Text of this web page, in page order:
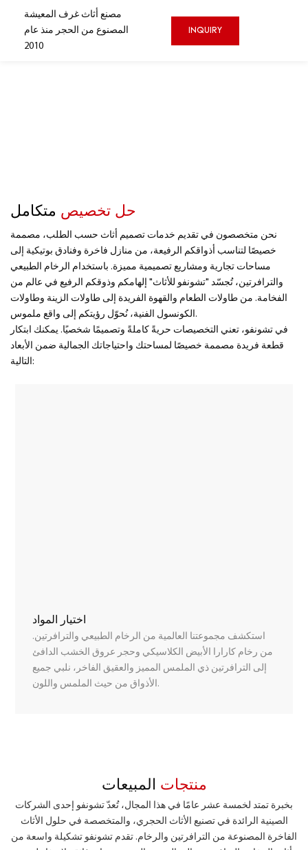
مصنع أثاث غرف المعيشة
المصنوع من الحجر منذ عام
2010
INQUIRY
حل تخصيص متكامل
نحن متخصصون في تقديم خدمات تصميم أثاث حسب الطلب، مصممة
خصيصًا لتناسب أذواقكم الرفيعة، من منازل فاخرة وفنادق بوتيكية إلى
مساحات تجارية ومشاريع تصميمية مميزة. باستخدام الرخام الطبيعي
والترافرتين، تُجسّد "تشونفو للأثاث" إلهامكم وذوقكم الرفيع في عالم من
الفخامة. من طاولات الطعام والقهوة الفريدة إلى طاولات الزينة وطاولات
الكونسول الفنية، نُحوّل رؤيتكم إلى واقع ملموس.
في تشونفو، تعني التخصيصات حريةً كاملةً وتصميمًا شخصيًا. يمكنك ابتكار
قطعة فريدة مصممة خصيصًا لمساحتك واحتياجاتك الجمالية ضمن الأبعاد
التالية:
اختيار المواد
استكشف مجموعتنا العالمية من الرخام الطبيعي والترافرتين.
من رخام كارارا الأبيض الكلاسيكي وحجر عروق الخشب الدافئ
إلى الترافرتين ذي الملمس المميز والعقيق الفاخر، نلبي جميع
الأذواق من حيث الملمس واللون.
منتجات المبيعات
بخبرة تمتد لخمسة عشر عامًا في هذا المجال، تُعدّ تشونفو إحدى الشركات
الصينية الرائدة في تصنيع الأثاث الحجري، والمتخصصة في حلول الأثاث
الفاخرة المصنوعة من الترافرتين والرخام. تقدم تشونفو تشكيلة واسعة من